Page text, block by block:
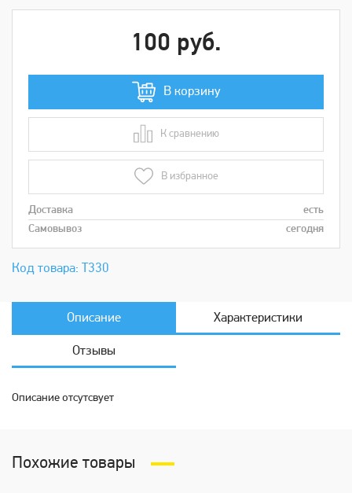
Код товара: Т330
100 руб.
В корзину
К сравнению
В сравнении
В избранное
Доставка
есть
Самовывоз
сегодня
Описание Характеристики
Отзывы
Описание отсутсвует
Похожие товары